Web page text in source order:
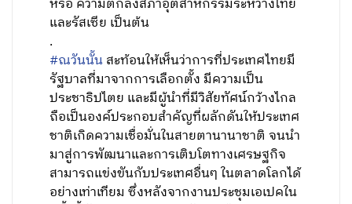
หรือ ความตกลงสภาอุตสาหกรรมระหว่างไทย
และรัสเซีย เป็นต้น
.
#ณวันนั้นสะท้อนให้เห็นว่าการที่ประเทศไทยมี
รัฐบาลที่มาจากการเลือกตั้ง มีความเป็น
ประชาธิปไตย และมีผู้นำที่มีวิสัยทัศน์กว้างไกล
ถือเป็นองค์ประกอบสำคัญที่ผลักดันให้ประเทศ
ชาติเกิดความเชื่อมั่นในสายตานานาชาติ จนนำ
มาสู่การพัฒนาและการเติบโตทางเศรษฐกิจ
สามารถแข่งขันกับประเทศอื่นๆ ในตลาดโลกได้
อย่างเท่าเทียม ซึ่งหลังจากงานประชุมเอเปคใน